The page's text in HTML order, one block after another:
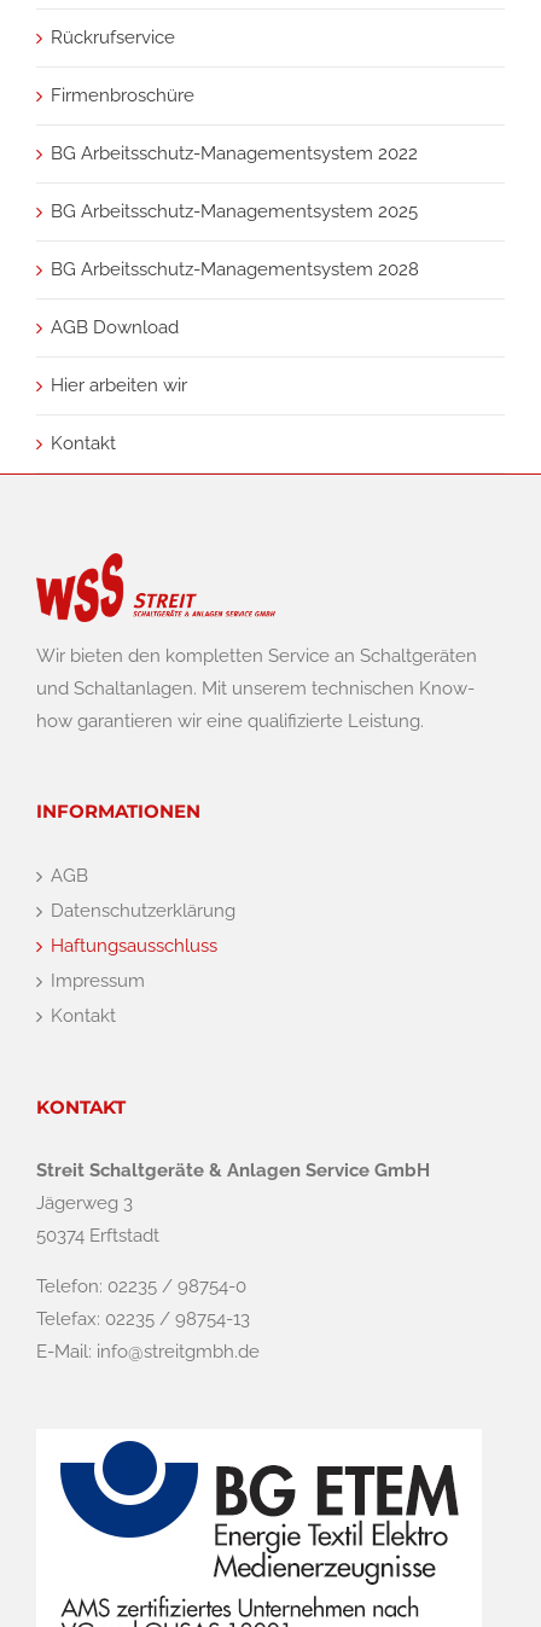
Rückrufservice
Firmenbroschüre
BG Arbeitsschutz-Managementsystem 2022
BG Arbeitsschutz-Managementsystem 2025
BG Arbeitsschutz-Managementsystem 2028
AGB Download
Hier arbeiten wir
Kontakt
Wir bieten den kompletten Service an Schaltgeräten
und Schaltanlagen. Mit unserem technischen Know-
how garantieren wir eine qualifizierte Leistung.
INFORMATIONEN
AGB
Datenschutzerklärung
Haftungsausschluss
Impressum
Kontakt
KONTAKT
Streit Schaltgeräte & Anlagen Service GmbH
Jägerweg 3
50374 Erftstadt
Telefon: 02235 / 98754-0
Telefax: 02235 / 98754-13
E-Mail: info@streitgmbh.de